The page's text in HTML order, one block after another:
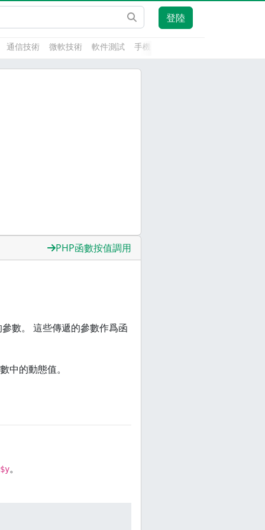
登陸
通信技術 微軟技術 軟件測試 手機開發
PHP函數按值調用
數。 這些傳遞的參數作爲函
中的動態值。
$y。